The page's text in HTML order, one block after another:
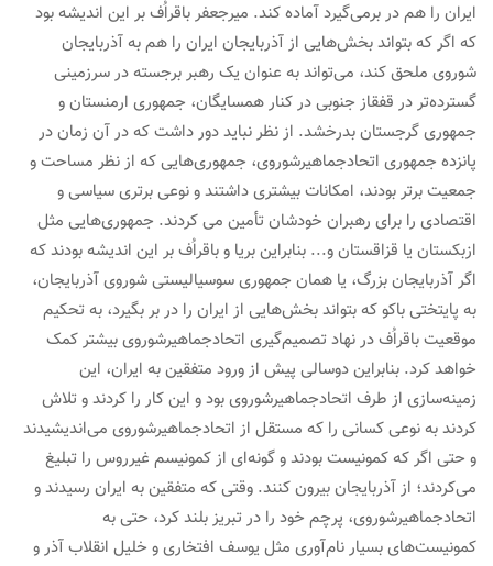
ایران را هم در برمی‌گیرد آماده کند. میرجعفر باقراُف بر این اندیشه بود
که اگر که بتواند بخش‌هایی از آذربایجان ایران را هم به آذربایجان
شوروی ملحق کند، می‌تواند به عنوان یک رهبر برجسته در سرزمینی
گسترده‌تر در قفقاز جنوبی در کنار همسایگان، جمهوری ارمنستان و
جمهوری گرجستان بدرخشد. از نظر نباید دور داشت که در آن زمان در
پانزده جمهوری اتحادجماهیرشوروی، جمهوری‌هایی که از نظر مساحت و
جمعیت برتر بودند، امکانات بیشتری داشتند و نوعی برتری سیاسی و
اقتصادی را برای رهبران خودشان تأمین می کردند. جمهوری‌هایی مثل
ازبکستان یا قزاقستان و... بنابراین بریا و باقراُف بر این اندیشه بودند که
اگر آذربایجان بزرگ، یا همان جمهوری سوسیالیستی شوروی آذربایجان،
به پایتختی باکو که بتواند بخش‌هایی از ایران را در بر بگیرد، به تحکیم
موقعیت باقراُف در نهاد تصمیم‌گیری اتحادجماهیرشوروی بیشتر کمک
خواهد کرد. بنابراین دوسالی پیش از ورود متفقین به ایران، این
زمینه‌سازی از طرف اتحادجماهیرشوروی بود و این کار را کردند و تلاش
کردند به نوعی کسانی را که مستقل از اتحادجماهیرشوروی می‌اندیشیدند
و حتی اگر که کمونیست بودند و گونه‌ای از کمونیسم غیرروس را تبلیغ
می‌کردند؛ از آذربایجان بیرون کنند. وقتی که متفقین به ایران رسیدند و
اتحادجماهیرشوروی، پرچم خود را در تبریز بلند کرد، حتی به
کمونیست‌های بسیار نام‌آوری مثل یوسف افتخاری و خلیل انقلاب آذر و